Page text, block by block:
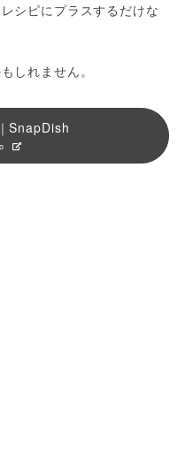
シピにプラスするだけな
しれません。
SnapDish